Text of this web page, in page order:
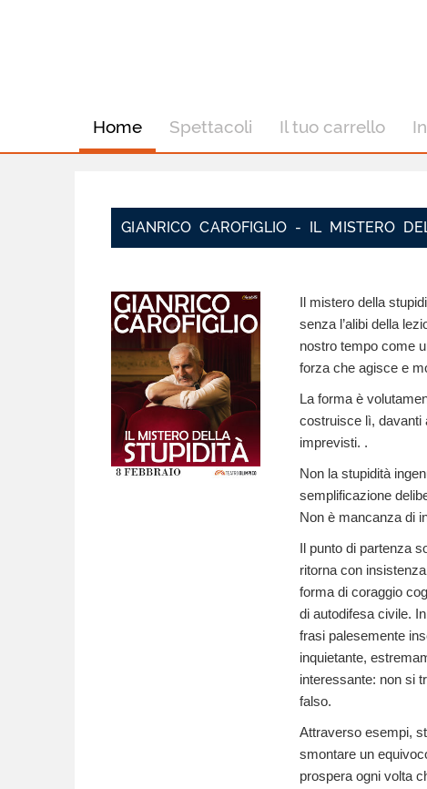
Home Spettacoli Il tuo carrello
GIANRICO CAROFIGLIO - IL MISTERO
Il mistero della
senza l’alibi della
nostro tempo come
forza che agisce e
La forma è
costruisce lì, davanti
imprevisti. .
Non la stupidità
semplificazione
Non è mancanza di
Il punto di partenza
ritorna con
forma di coraggio
di autodifesa civile.
frasi palesemente
inquietante,
interessante: non si
falso.
Attraverso esempi,
smontare un
prospera ogni volta